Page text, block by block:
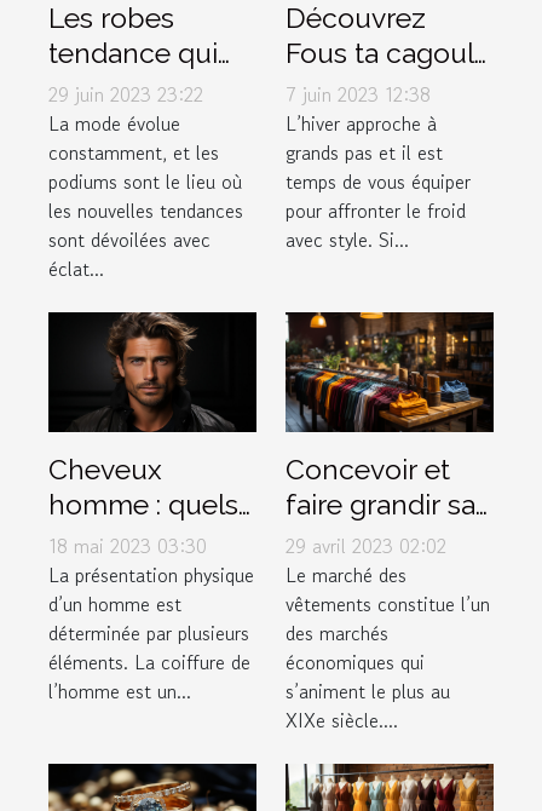
Les robes
tendance qui
font fureur sur
les podiums de
la mode
29 juin 2023 23:22
La mode évolue
constamment, et les
podiums sont le lieu où
les nouvelles tendances
sont dévoilées avec
éclat...
Découvrez
Fous ta cagoule
: la boutique
incontournable
pour vos
accessoires
d'hiver
7 juin 2023 12:38
L’hiver approche à
grands pas et il est
temps de vous équiper
pour affronter le froid
avec style. Si...
Cheveux
homme : quels
sont les
différents types
de dégradé ?
18 mai 2023 03:30
La présentation physique
d’un homme est
déterminée par plusieurs
éléments. La coiffure de
l’homme est un...
Concevoir et
faire grandir sa
marque de
vêtement
29 avril 2023 02:02
Le marché des
vêtements constitue l’un
des marchés
économiques qui
s’animent le plus au
XIXe siècle....